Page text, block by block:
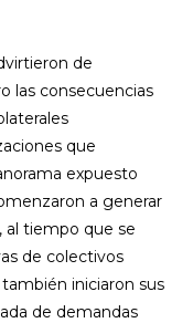
de
las consecuencias
que
expuesto
a generar
al tiempo que se
de colectivos
iniciaron sus
de demandas